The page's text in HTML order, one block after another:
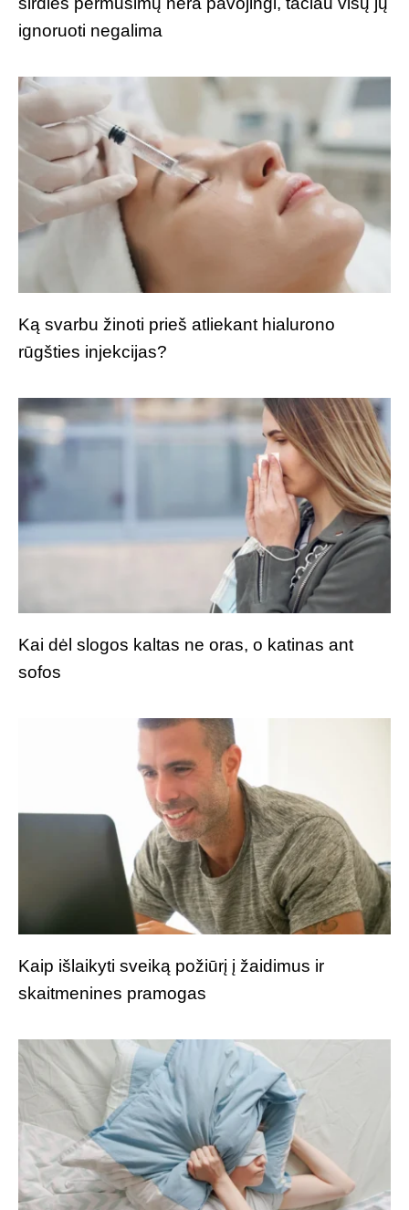
ignoruoti negalima
Ką svarbu žinoti prieš atliekant hialurono
rūgšties injekcijas?
Kai dėl slogos kaltas ne oras, o katinas ant
sofos
Kaip išlaikyti sveiką požiūrį į žaidimus ir
skaitmenines pramogas